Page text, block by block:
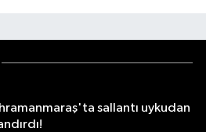
sallantı uykudan